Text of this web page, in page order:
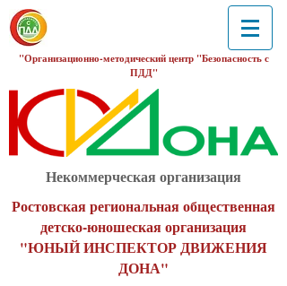
"Организационно-методический центр "Безопасность с
ПДД"
Некоммерческая организация
Ростовская региональная общественная
детско-юношеская организация
"ЮНЫЙ ИНСПЕКТОР ДВИЖЕНИЯ
ДОНА"